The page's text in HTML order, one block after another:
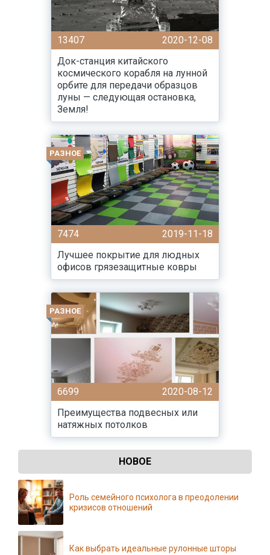
13407
2020-12-08
Док-станция китайского
космического корабля на лунной
орбите для передачи образцов
луны — следующая остановка,
Земля!
РАЗНОЕ
7474
2019-11-18
Лучшее покрытие для людных
офисов грязезащитные ковры
РАЗНОЕ
6699
2020-08-12
Преимущества подвесных или
натяжных потолков
НОВОЕ
Роль семейного психолога в преодолении
кризисов отношений
Как выбрать идеальные рулонные шторы